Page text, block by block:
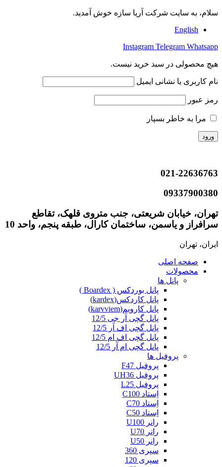
سلام، به سایت شرکت آریا سازه خوش آمدید.
English
Instagram Telegram Whatsapp
هیچ محصولی در سبد خرید نیست.
نام کاربری یا نشانی ایمیل
رمز عبور
مرا به خاطر بسپار
021-22636763
09337900380
تهران، خیابان شریعتی، جنب متروی قلهک، تقاطع
سرافراز و یاسمن، ساختمان کارال، طبقه پنجم، واحد 10
ایران، تهران
صفحه اصلی
محصولات
پانل ها
پانل بوردکس ( Boardex )
پانل کاردکس(kardex)
پانل کارویم(karvviem)
پانل گچی آر جی 12/5
پانل گچی اف آر 12/5
پانل گچی اف ام 12/5
پانل گچی ام آر 12/5
پروفیل ها
پروفیل F47
پروفیل UH36
پروفیل L25
اِستاد C100
اِستاد C70
اِستاد C50
رانر U100
رانر U70
رانر U50
سپری 360
سپری 120